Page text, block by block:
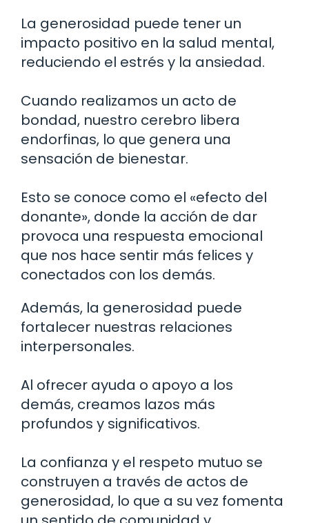
La generosidad puede tener un
impacto positivo en la salud mental,
reduciendo el estrés y la ansiedad.
Cuando realizamos un acto de
bondad, nuestro cerebro libera
endorfinas, lo que genera una
sensación de bienestar.
Esto se conoce como el «efecto del
donante», donde la acción de dar
provoca una respuesta emocional
que nos hace sentir más felices y
conectados con los demás.
Además, la generosidad puede
fortalecer nuestras relaciones
interpersonales.
Al ofrecer ayuda o apoyo a los
demás, creamos lazos más
profundos y significativos.
La confianza y el respeto mutuo se
construyen a través de actos de
generosidad, lo que a su vez fomenta